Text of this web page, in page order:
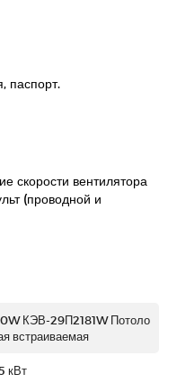
паспорт.
скорости вентилятора
(проводной и
КЭВ-29П2181W Потоло
встраиваемая
кВт